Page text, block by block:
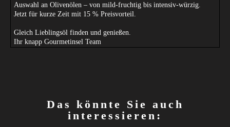
Auswahl an Olivenölen – von mild-fruchtig bis intensiv-würzig.
Jetzt für kurze Zeit mit 15 % Preisvorteil.
Gleich Lieblingsöl finden und genießen.
Ihr knapp Gourmetinsel Team
Das könnte Sie auch
interessieren: